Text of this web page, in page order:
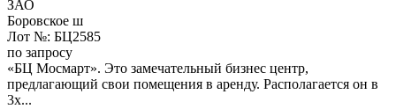
ЗАО
Боровское ш
Лот №: БЦ2585
по запросу
«БЦ Мосмарт». Это замечательный бизнес центр,
предлагающий свои помещения в аренду. Располагается он в
3х...